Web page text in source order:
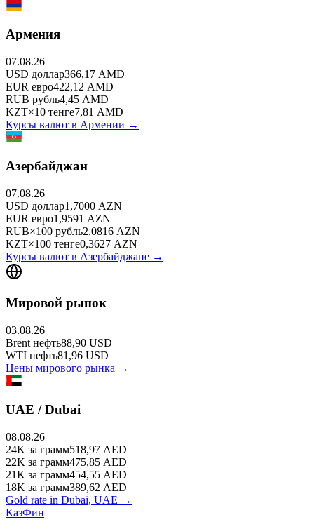
Армения
07.08.26
USD доллар366,17 AMD
EUR евро422,12 AMD
RUB рубль4,45 AMD
KZT×10 тенге7,81 AMD
Курсы валют в Армении →
Азербайджан
07.08.26
USD доллар1,7000 AZN
EUR евро1,9591 AZN
RUB×100 рубль2,0816 AZN
KZT×100 тенге0,3627 AZN
Курсы валют в Азербайджане →
Мировой рынок
03.08.26
Brent нефть88,90 USD
WTI нефть81,96 USD
Цены мирового рынка →
UAE / Dubai
08.08.26
24K за грамм518,97 AED
22K за грамм475,85 AED
21K за грамм454,55 AED
18K за грамм389,62 AED
Gold rate in Dubai, UAE →
КазФин